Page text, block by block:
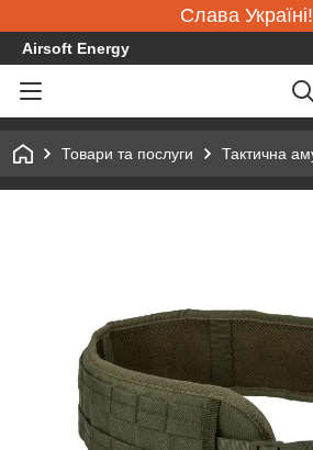
Слава Україні!
Airsoft Energy
Товари та послуги Тактична